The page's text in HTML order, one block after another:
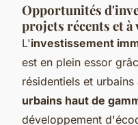
Opportunités
projets récents et à
L'investissement
est en plein essor
résidentiels et
urbains haut de
développement